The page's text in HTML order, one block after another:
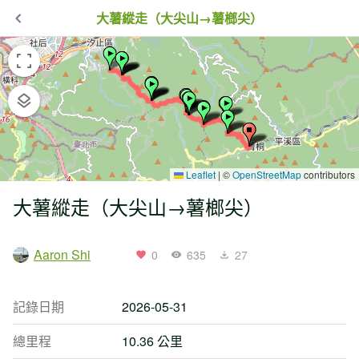
大薯縱走（大尖山→薯榔尖）
Leaflet | ©OpenStreetMapcontributors
大薯縱走（大尖山→薯榔尖）
Aaron Shi 0 635 27
記錄日期
2026-05-31
總里程
10.36 公里